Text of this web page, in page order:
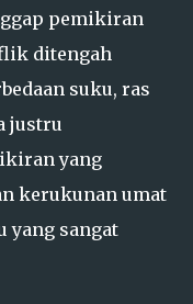
pemikiran
ditengah
suku, ras
justru
yang
kerukunan umat
yang sangat